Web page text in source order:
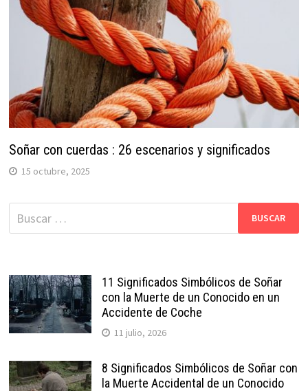
Soñar con cuerdas : 26 escenarios y significados
15 octubre, 2025
Buscar:
11 Significados Simbólicos de Soñar
con la Muerte de un Conocido en un
Accidente de Coche
11 julio, 2026
8 Significados Simbólicos de Soñar con
la Muerte Accidental de un Conocido